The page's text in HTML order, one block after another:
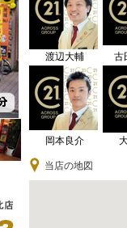
渡辺大輔 古
岡本良介
当店の地図